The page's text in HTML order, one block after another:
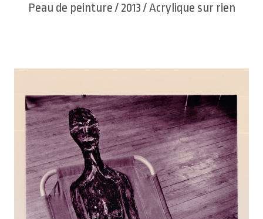
Peau de peinture / 2013 / Acrylique sur rien